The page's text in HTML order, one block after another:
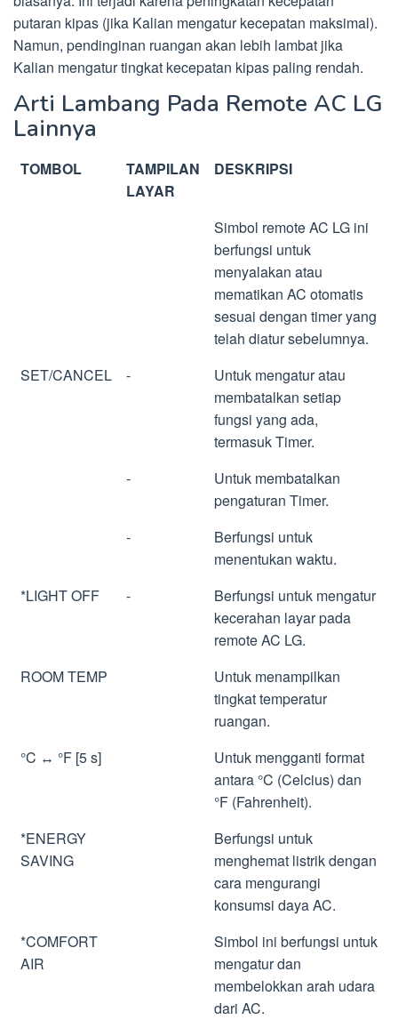
putaran kipas (jika Kalian mengatur kecepatan maksimal).
Namun, pendinginan ruangan akan lebih lambat jika
Kalian mengatur tingkat kecepatan kipas paling rendah.
Arti Lambang Pada Remote AC LG
Lainnya
TOMBOL
TAMPILAN
LAYAR
DESKRIPSI
Simbol remote AC LG ini
berfungsi untuk
menyalakan atau
mematikan AC otomatis
sesuai dengan timer yang
telah diatur sebelumnya.
SET/CANCEL
-
Untuk mengatur atau
membatalkan setiap
fungsi yang ada,
termasuk Timer.
-
Untuk membatalkan
pengaturan Timer.
-
Berfungsi untuk
menentukan waktu.
*LIGHT OFF
-
Berfungsi untuk mengatur
kecerahan layar pada
remote AC LG.
ROOM TEMP
Untuk menampilkan
tingkat temperatur
ruangan.
°C ↔ °F [5 s]
Untuk mengganti format
antara °C (Celcius) dan
°F (Fahrenheit).
*ENERGY
SAVING
Berfungsi untuk
menghemat listrik dengan
cara mengurangi
konsumsi daya AC.
*COMFORT
AIR
Simbol ini berfungsi untuk
mengatur dan
membelokkan arah udara
dari AC.